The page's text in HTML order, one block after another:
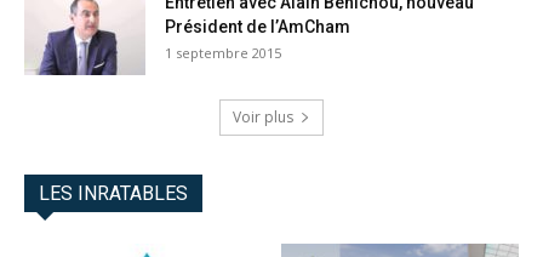
Président de l’AmCham
1 septembre 2015
Voir plus
LES INRATABLES